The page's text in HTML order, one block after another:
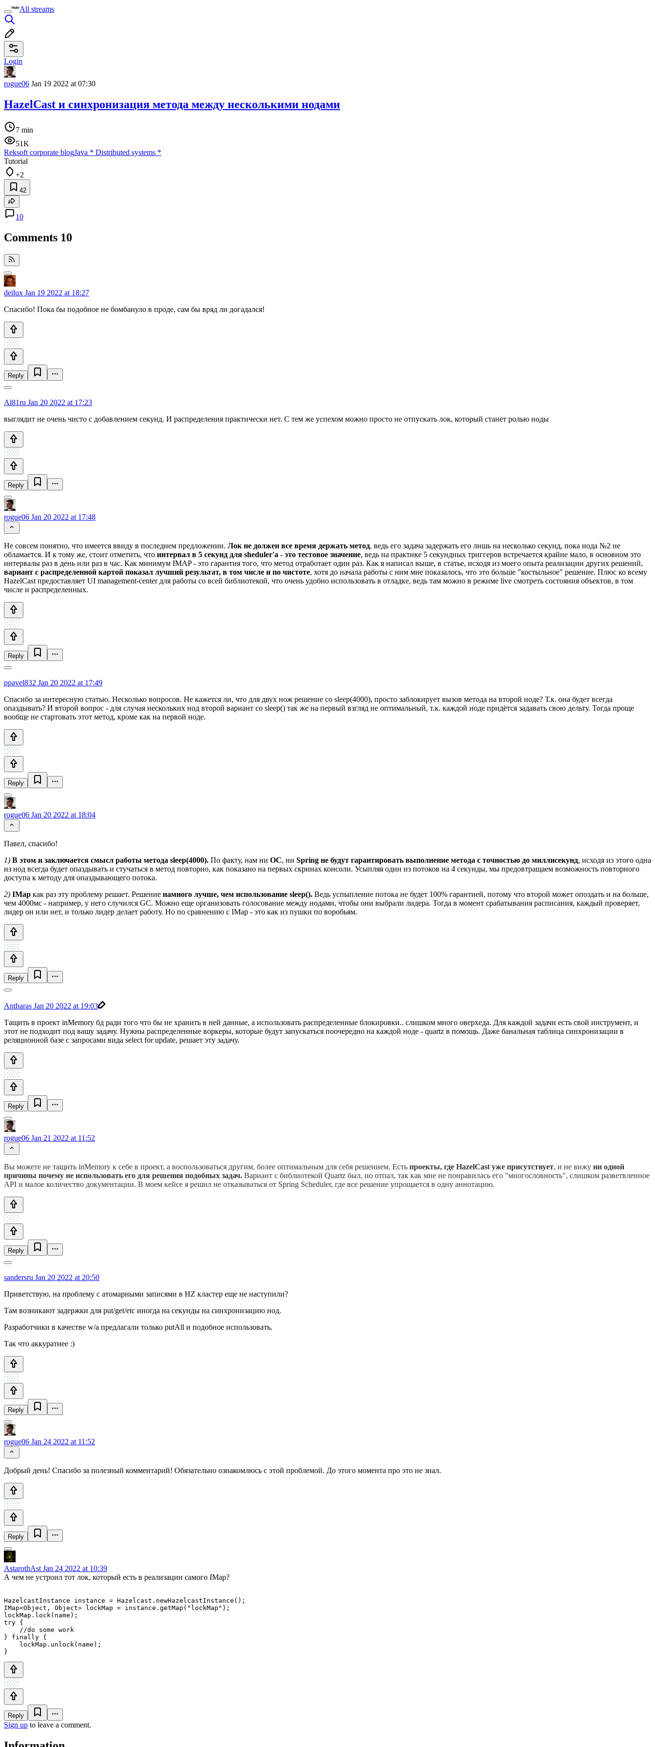
All streams
Login
rogue06 Jan 19 2022 at 07:30
HazelCast и синхронизация метода между несколькими нодами
7 min
51K
Reksoft corporate blogJava * Distributed systems *
Tutorial
+2
42
10
Comments 10
deilux Jan 19 2022 at 18:27
Спасибо! Пока бы подобное не бомбануло в проде, сам бы вряд ли догадался!
Reply
Al81ru Jan 20 2022 at 17:23
выглядит не очень чисто с добавлением секунд. И распределения практически нет. С тем же успехом можно просто не отпускать лок, который станет ролью ноды
Reply
rogue06 Jan 20 2022 at 17:48
Не совсем понятно, что имеется ввиду в последнем предложении. Лок не должен все время держать метод, ведь его задача задержать его лишь на несколько секунд, пока нода №2 не
обламается. И к тому же, стоит отметить, что интервал в 5 секунд для sheduler'а - это тестовое значение, ведь на практике 5 секундных триггеров встречается крайне мало, в основном это
интервалы раз в день или раз в час. Как минимум IMAP - это гарантия того, что метод отработает один раз. Как я написал выше, в статье, исходя из моего опыта реализации других решений,
вариант с распределенной картой показал лучший результат, в том числе и по чистоте, хотя до начала работы с ним мне показалось, что это больше "костыльное" решение. Плюс ко всему
HazelCast предоставляет UI management-center для работы со всей библиотекой, что очень удобно использовать в отладке, ведь там можно в режиме live смотреть состояния объектов, в том
числе и распределенных.
Reply
ppavel832 Jan 20 2022 at 17:49
Спасибо за интересную статью. Несколько вопросов. Не кажется ли, что для двух нож решение со sleep(4000), просто заблокирует вызов метода на второй ноде? Т.к. она будет всегда
опаздывать? И второй вопрос - для случая нескольких нод второй вариант со sleep() так же на первый взгляд не оптимальный, т.к. каждой ноде придётся задавать свою дельту. Тогда проще
вообще не стартовать этот метод, кроме как на первой ноде.
Reply
rogue06 Jan 20 2022 at 18:04
Павел, спасибо!
1) В этом и заключается смысл работы метода sleep(4000). По факту, нам ни OC, ни Spring не будут гарантировать выполнение метода с точностью до миллисекунд, исходя из этого одна
из нод всегда будет опаздывать и стучаться в метод повторно, как показано на первых скринах консоли. Усыпляя один из потоков на 4 секунды, мы предовтращаем возможность повторного
доступа к методу для опаздывающего потока.
2) IMap как раз эту проблему решает. Решение намного лучше, чем использование sleep(). Ведь успыпление потока не будет 100% гарантией, потому что второй может опоздать и на больше,
чем 4000мс - например, у него случился GC. Можно еще организовать голосование между нодами, чтобы они выбрали лидера. Тогда в момент срабатывания расписания, каждый проверяет,
лидер он или нет, и только лидер делает работу. Но по сравнению с IMap - это как из пушки по воробьям.
Reply
Antharas Jan 20 2022 at 19:03
Тащить в проект inMemory бд ради того что бы не хранить в ней данные, а использовать распределенные блокировки.. слишком много оверхеда. Для каждой задачи есть свой инструмент, и
этот не подходит под вашу задачу. Нужны распределенные воркеры, которые будут запускаться поочередно на каждой ноде - quartz в помощь. Даже банальная таблица синхронизации в
реляционной базе с запросами вида select for update, решает эту задачу.
Reply
rogue06 Jan 21 2022 at 11:52
Вы можете не тащить inMemory к себе в проект, а воспользоваться другим, более оптимальным для себя решением. Есть проекты, где HazelCast уже присутствует, и не вижу ни одной
причины почему не использовать его для решения подобных задач. Вариант с библиотекой Quartz был, но отпал, так как мне не понравилась его "многословность", слишком разветвленное
API и малое количество документации. В моем кейсе я решил не отказываться от Spring Scheduler, где все решение упрощается в одну аннотацию.
Reply
sandersru Jan 20 2022 at 20:50
Приветствую, на проблему с атомарными записями в HZ кластер еще не наступили?
Там возникают задержки для put/get/etc иногда на секунды на синхронизацию нод.
Разработчики в качестве w/a предлагали только putAll и подобное использовать.
Так что аккуратнее :)
Reply
rogue06 Jan 24 2022 at 11:52
Добрый день! Спасибо за полезный комментарий! Обязательно ознакомлюсь с этой проблемой. До этого момента про это не знал.
Reply
AstarothAst Jan 24 2022 at 10:39
А чем не устроил тот лок, который есть в реализации самого IMap?
HazelcastInstance instance = Hazelcast.newHazelcastInstance();
IMap<Object, Object> lockMap = instance.getMap("lockMap");
lockMap.lock(name);
try {
    //do some work
} finally {
    lockMap.unlock(name);
}
Reply
Sign up to leave a comment.